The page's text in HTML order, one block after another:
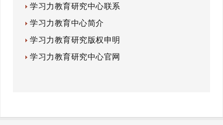
学习力教育研究中心联系
学习力教育中心简介
学习力教育研究版权申明
学习力教育研究中心官网